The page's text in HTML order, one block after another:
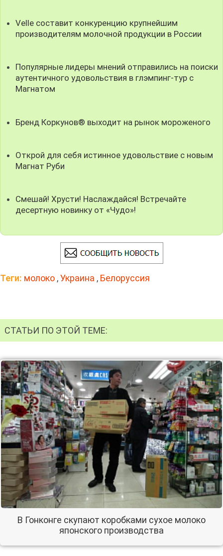
Velle составит конкуренцию крупнейшим
производителям молочной продукции в России
Популярные лидеры мнений отправились на поиски
аутентичного удовольствия в глэмпинг-тур с
Магнатом
Бренд Коркунов® выходит на рынок мороженого
Открой для себя истинное удовольствие с новым
Магнат Руби
Смешай! Хрусти! Наслаждайся! Встречайте
десертную новинку от «Чудо»!
Теги: молоко ,Украина , Белоруссия
СТАТЬИ ПО ЭТОЙ ТЕМЕ:
В Гонконге скупают коробками сухое молоко
японского производства